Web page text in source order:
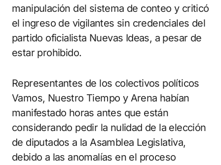
manipulación del sistema de conteo y criticó
el ingreso de vigilantes sin credenciales del
partido oficialista Nuevas Ideas, a pesar de
estar prohibido.
Representantes de los colectivos políticos
Vamos, Nuestro Tiempo y Arena habían
manifestado horas antes que están
considerando pedir la nulidad de la elección
de diputados a la Asamblea Legislativa,
debido a las anomalías en el proceso